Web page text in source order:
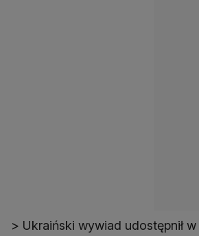
> Ukraiński wywiad udostępnił